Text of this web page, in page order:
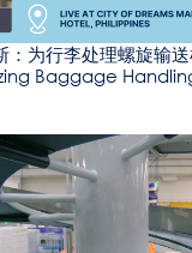
：为行李处理螺旋输
Baggage